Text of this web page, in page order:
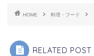
HOME 料理・フード
RELATED POST